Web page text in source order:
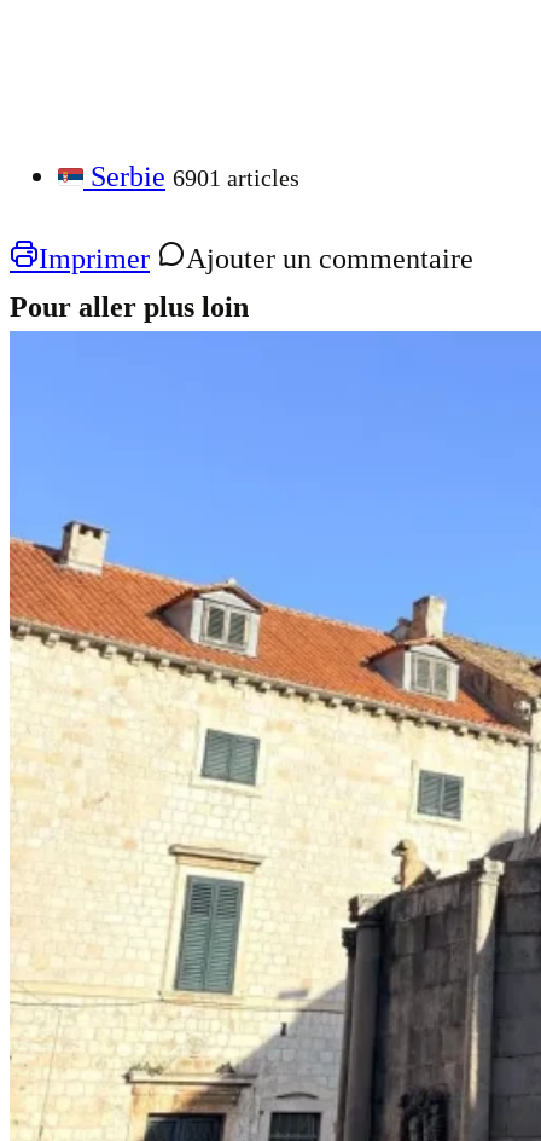
Serbie 6901 articles
Imprimer
Ajouter un commentaire
Pour aller plus loin